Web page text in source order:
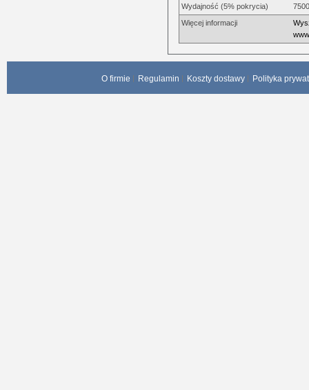
Wydajność (5% pokrycia)
Więcej informacji
O firmie Regulamin Koszty dostawy Polityka